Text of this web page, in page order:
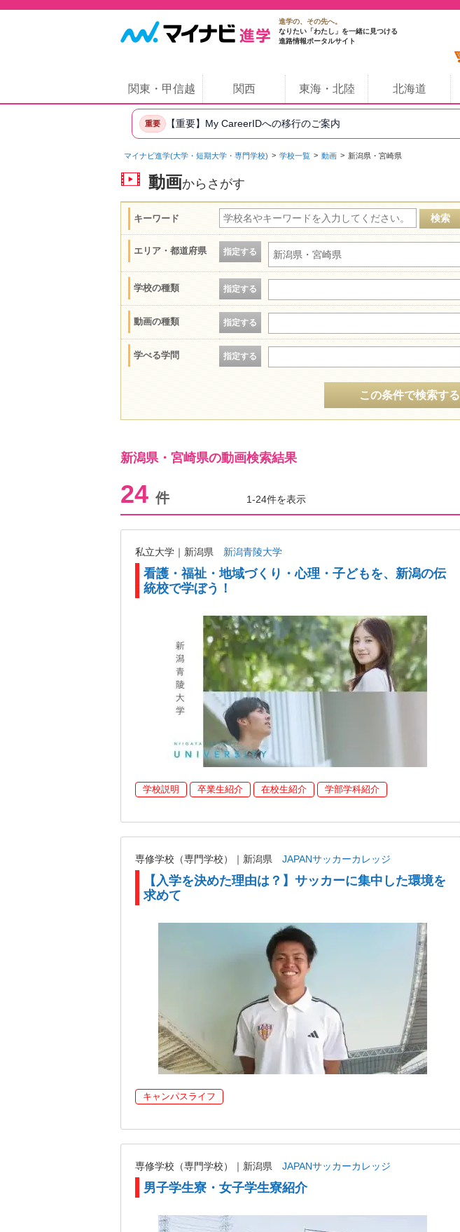
進学の、その先へ。
なりたい「わたし」を一緒に見つける
進路情報ポータルサイト
関東・甲信越 関西 東海・北陸 北海道
重要 【重要】My CareerIDへの移行のご案内
マイナビ進学(大学・短期大学・専門学校) 学校一覧 動画 新潟県・宮崎県
動画からさがす
キーワード
エリア・都道府県 指定する 新潟県・宮崎県
学校の種類 指定する
動画の種類 指定する
学べる学問 指定する
この条件で検索する
新潟県・宮崎県の動画検索結果
24 件 1-24件を表示
私立大学｜新潟県 新潟青陵大学
看護・福祉・地域づくり・心理・子どもを、新潟の伝
統校で学ぼう！
学校説明 卒業生紹介 在校生紹介 学部学科紹介
専修学校（専門学校）｜新潟県 JAPANサッカーカレッジ
【入学を決めた理由は？】サッカーに集中した環境を
求めて
キャンパスライフ
専修学校（専門学校）｜新潟県 JAPANサッカーカレッジ
男子学生寮・女子学生寮紹介